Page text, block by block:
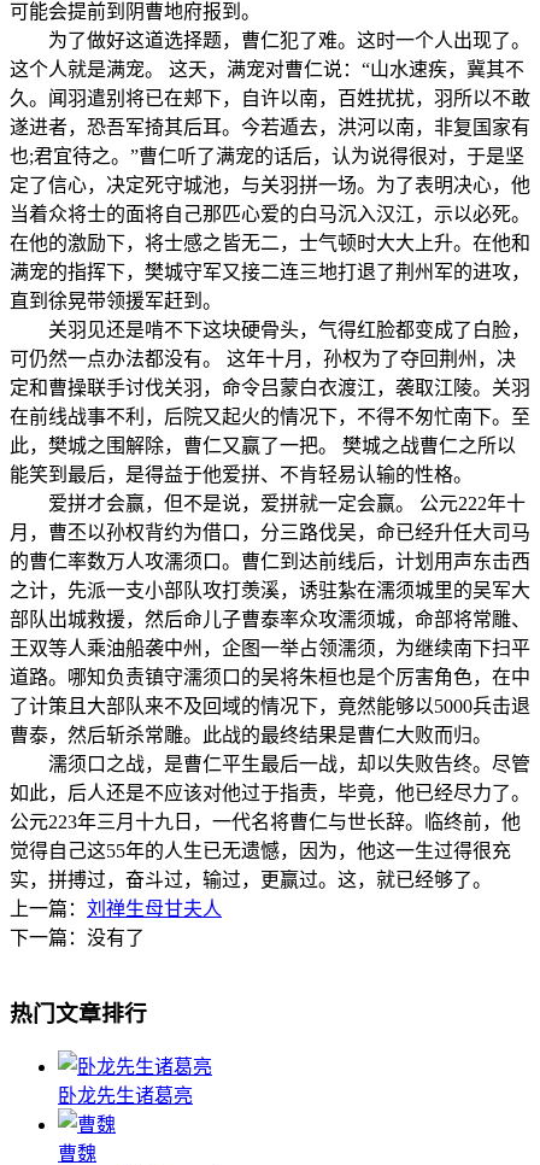
可能会提前到阴曹地府报到。
为了做好这道选择题，曹仁犯了难。这时一个人出现了。
这个人就是满宠。 这天，满宠对曹仁说：“山水速疾，冀其不
久。闻羽遣别将已在郏下，自许以南，百姓扰扰，羽所以不敢
遂进者，恐吾军掎其后耳。今若遁去，洪河以南，非复国家有
也;君宜待之。”曹仁听了满宠的话后，认为说得很对，于是坚
定了信心，决定死守城池，与关羽拼一场。为了表明决心，他
当着众将士的面将自己那匹心爱的白马沉入汉江，示以必死。
在他的激励下，将士感之皆无二，士气顿时大大上升。在他和
满宠的指挥下，樊城守军又接二连三地打退了荆州军的进攻，
直到徐晃带领援军赶到。
关羽见还是啃不下这块硬骨头，气得红脸都变成了白脸，
可仍然一点办法都没有。 这年十月，孙权为了夺回荆州，决
定和曹操联手讨伐关羽，命令吕蒙白衣渡江，袭取江陵。关羽
在前线战事不利，后院又起火的情况下，不得不匆忙南下。至
此，樊城之围解除，曹仁又赢了一把。 樊城之战曹仁之所以
能笑到最后，是得益于他爱拼、不肯轻易认输的性格。
爱拼才会赢，但不是说，爱拼就一定会赢。 公元222年十
月，曹丕以孙权背约为借口，分三路伐吴，命已经升任大司马
的曹仁率数万人攻濡须口。曹仁到达前线后，计划用声东击西
之计，先派一支小部队攻打羡溪，诱驻紮在濡须城里的吴军大
部队出城救援，然后命儿子曹泰率众攻濡须城，命部将常雕、
王双等人乘油船袭中州，企图一举占领濡须，为继续南下扫平
道路。哪知负责镇守濡须口的吴将朱桓也是个厉害角色，在中
了计策且大部队来不及回域的情况下，竟然能够以5000兵击退
曹泰，然后斩杀常雕。此战的最终结果是曹仁大败而归。
濡须口之战，是曹仁平生最后一战，却以失败告终。尽管
如此，后人还是不应该对他过于指责，毕竟，他已经尽力了。
公元223年三月十九日，一代名将曹仁与世长辞。临终前，他
觉得自己这55年的人生已无遗憾，因为，他这一生过得很充
实，拼搏过，奋斗过，输过，更赢过。这，就已经够了。
上一篇： 刘禅生母甘夫人
下一篇：没有了
热门文章排行
卧龙先生诸葛亮
曹魏